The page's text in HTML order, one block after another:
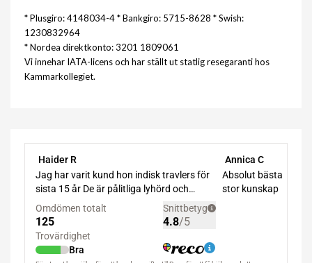
* Plusgiro: 4148034-4 * Bankgiro: 5715-8628 * Swish:
1230832964
* Nordea direktkonto: 3201 1809061
Vi innehar IATA-licens och har ställt ut statlig resegaranti hos
Kammarkollegiet.